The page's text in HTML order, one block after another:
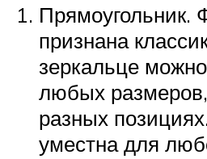
Прямоугольник.
признана
зеркальце
любых
разных
уместна для